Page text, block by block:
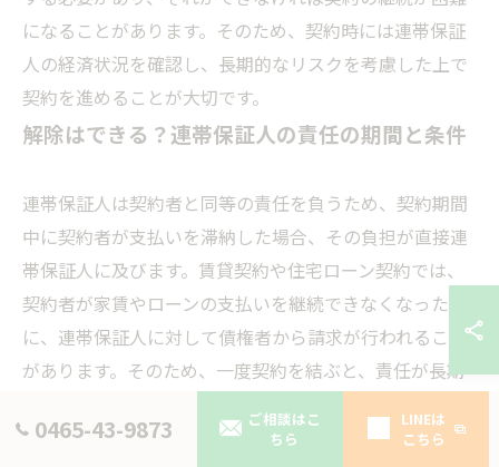
になることがあります。そのため、契約時には連帯保証
人の経済状況を確認し、長期的なリスクを考慮した上で
契約を進めることが大切です。
解除はできる？連帯保証人の責任の期間と条件
連帯保証人は契約者と同等の責任を負うため、契約期間
中に契約者が支払いを滞納した場合、その負担が直接連
帯保証人に及びます。賃貸契約や住宅ローン契約では、
契約者が家賃やローンの支払いを継続できなくなった際
に、連帯保証人に対して債権者から請求が行われること
があります。そのため、一度契約を結ぶと、責任が長期
0465-43-9873
ご相談はこ
ちら
LINEは
こちら